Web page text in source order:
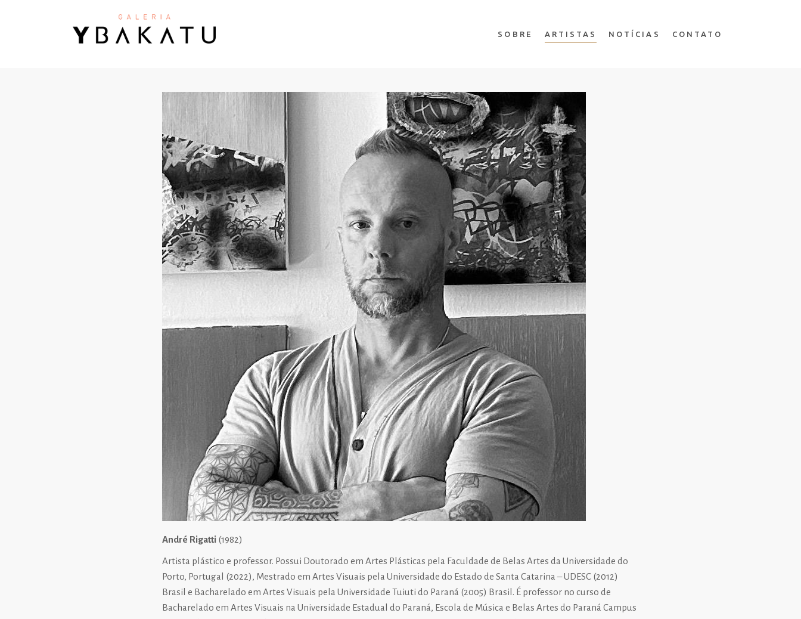
SOBRE ARTISTAS NOTÍCIAS CONTATO
André Rigatti (1982)
Artista plástico e professor. Possui Doutorado em Artes Plásticas pela Faculdade de Belas Artes da Universidade do
Porto, Portugal (2022), Mestrado em Artes Visuais pela Universidade do Estado de Santa Catarina – UDESC (2012)
Brasil e Bacharelado em Artes Visuais pela Universidade Tuiuti do Paraná (2005) Brasil. É professor no curso de
Bacharelado em Artes Visuais na Universidade Estadual do Paraná, Escola de Música e Belas Artes do Paraná Campus